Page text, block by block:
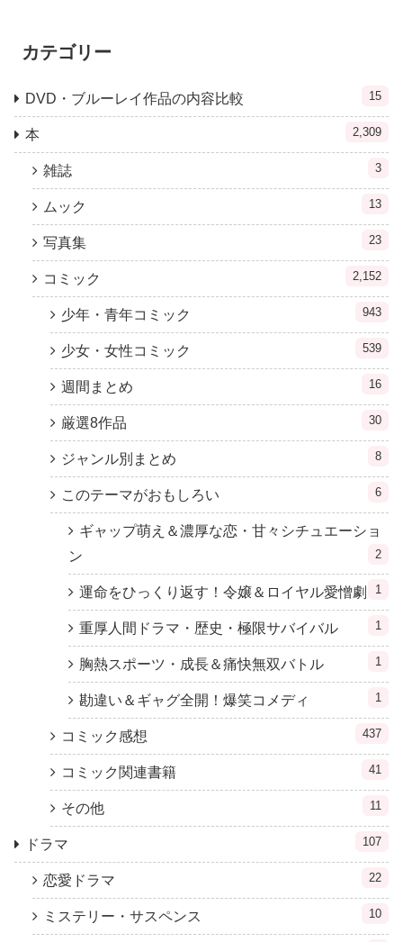
カテゴリー
DVD・ブルーレイ作品の内容比較 15
本 2,309
雑誌 3
ムック 13
写真集 23
コミック 2,152
少年・青年コミック 943
少女・女性コミック 539
週間まとめ 16
厳選8作品 30
ジャンル別まとめ 8
このテーマがおもしろい 6
ギャップ萌え＆濃厚な恋・甘々シチュエーショ
ン
2
運命をひっくり返す！令嬢＆ロイヤル愛憎劇 1
重厚人間ドラマ・歴史・極限サバイバル 1
胸熱スポーツ・成長＆痛快無双バトル 1
勘違い＆ギャグ全開！爆笑コメディ 1
コミック感想 437
コミック関連書籍 41
その他 11
ドラマ 107
恋愛ドラマ 22
ミステリー・サスペンス 10